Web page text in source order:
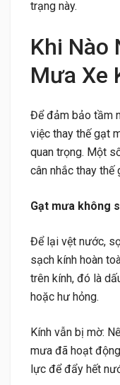
trạng này.
Khi Nào
Mưa Xe
Để đảm bảo tầm
việc thay thế gạt
quan trọng. Một
cân nhắc thay thế
Gạt mưa không
Để lại vệt nước,
sạch kính hoàn
trên kính, đó là
hoặc hư hỏng.
Kính vẫn bị mờ:
mưa đã hoạt
lực để đẩy hết